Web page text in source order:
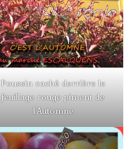
Poussin caché derrière le
feuillage rouge piment de
l’Automne